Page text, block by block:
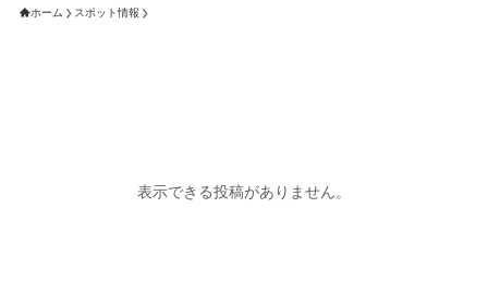
ホーム スポット情報